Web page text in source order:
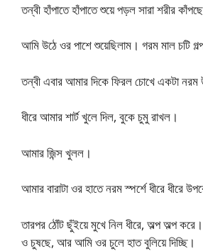
তন্বী হাঁপাতে হাঁপাতে শুয়ে পড়ল সারা শরীর
আমি উঠে ওর পাশে শুয়েছিলাম। গরম মাল চটি
তন্বী এবার আমার দিকে ফিরল চোখে একটা নরম
ধীরে আমার শার্ট খুলে দিল, বুকে চুমু রাখল।
আমার জিন্স খুলল।
আমার বারাটা ওর হাতে নরম স্পর্শে ধীরে ধীরে
তারপর ঠোঁট ছুঁইয়ে মুখে নিল ধীরে, অল্প অল্প করে।
ও চুষছে, আর আমি ওর চুলে হাত বুলিয়ে দিচ্ছি।